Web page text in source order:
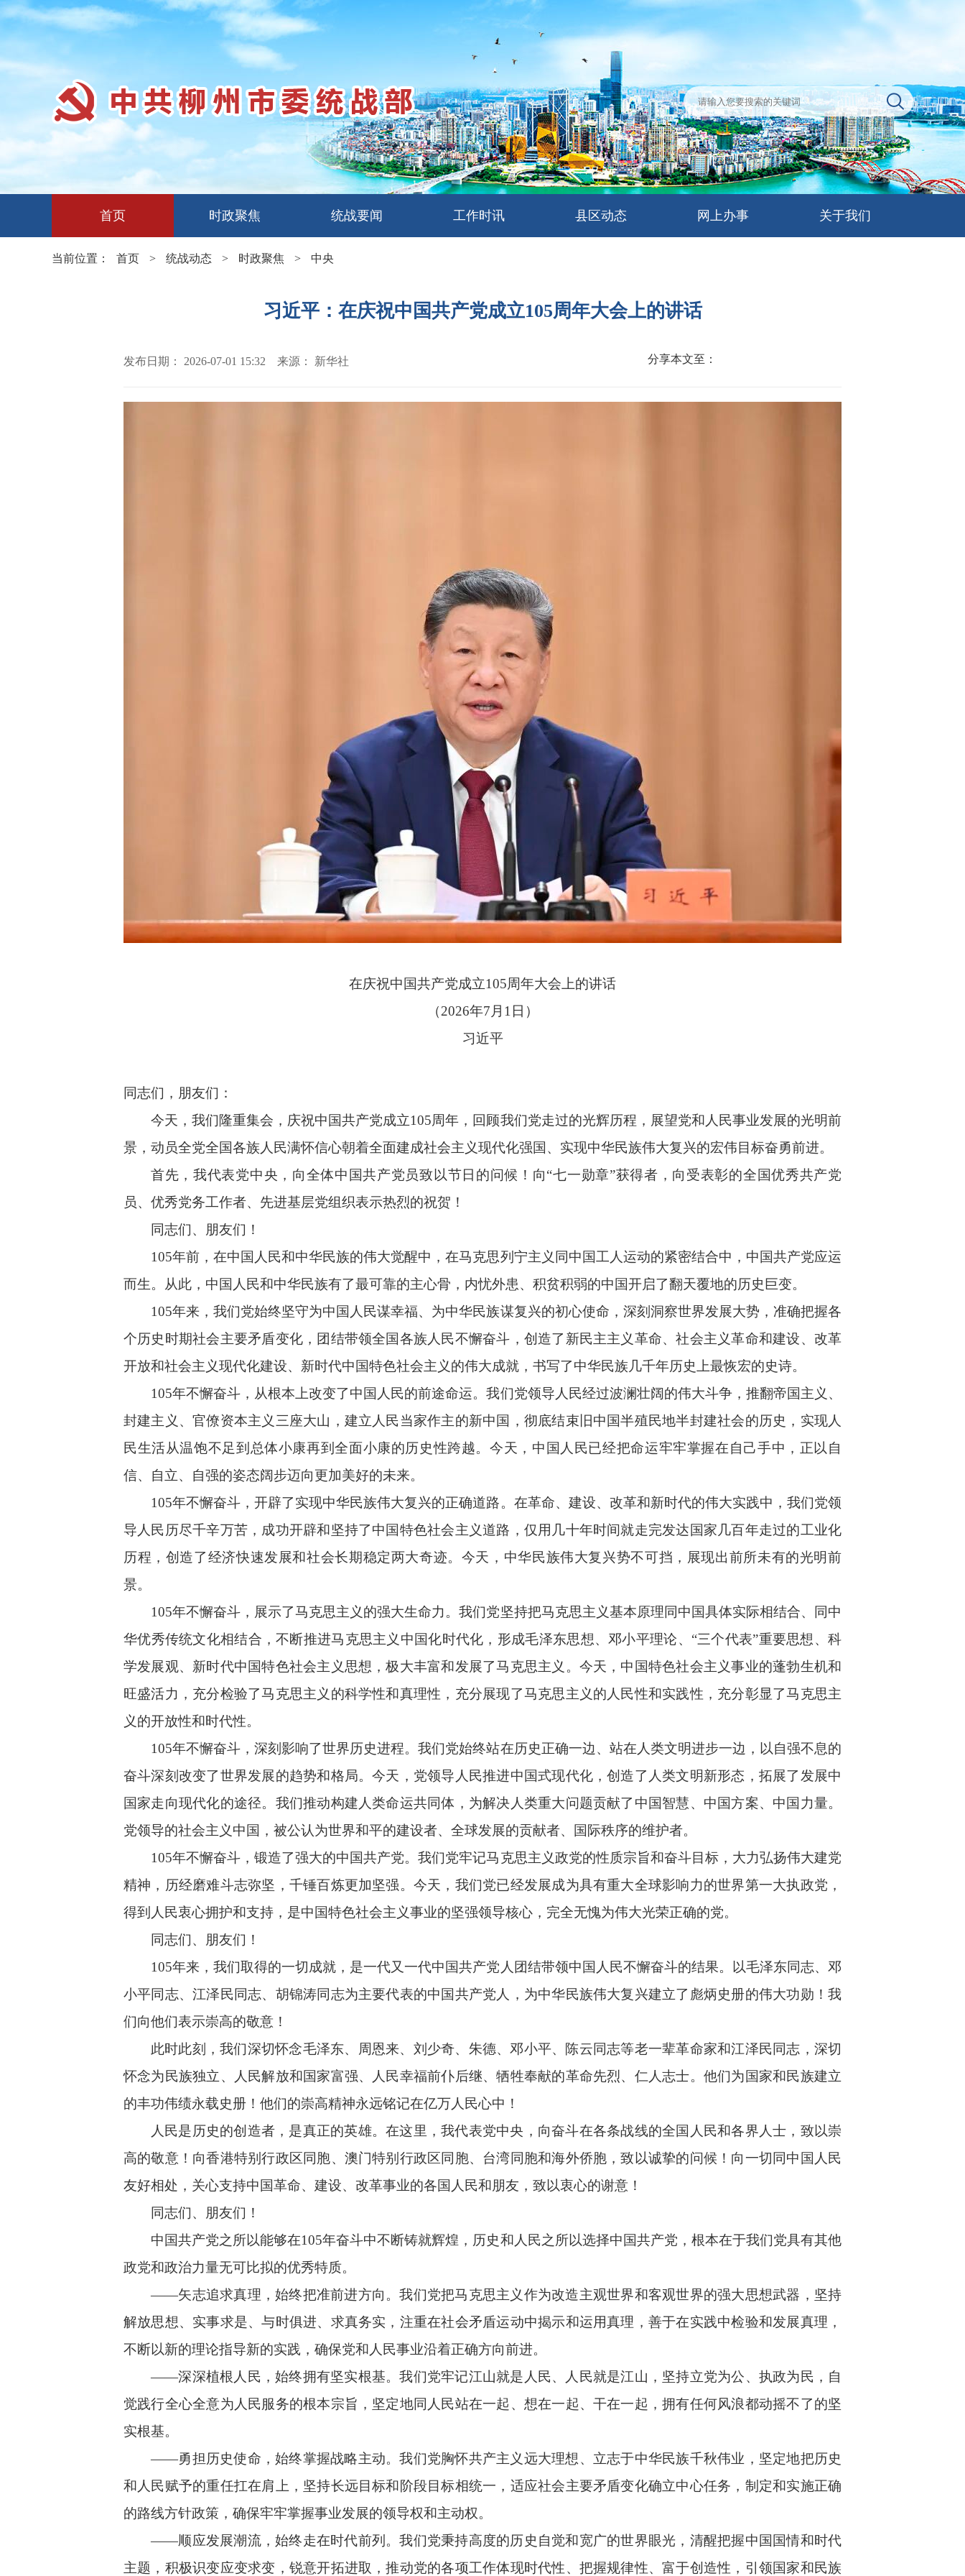
首页 时政聚焦 统战要闻 工作时讯 县区动态 网上办事 关于我们
当前位置： 首页 > 统战动态 > 时政聚焦 > 中央
习近平：在庆祝中国共产党成立105周年大会上的讲话
发布日期： 2026-07-01 15:32 来源： 新华社 分享本文至：
在庆祝中国共产党成立105周年大会上的讲话
（2026年7月1日）
习近平
同志们，朋友们：
今天，我们隆重集会，庆祝中国共产党成立105周年，回顾我们党走过的光辉历程，展望党和人民事业发展的光明前
景，动员全党全国各族人民满怀信心朝着全面建成社会主义现代化强国、实现中华民族伟大复兴的宏伟目标奋勇前进。
首先，我代表党中央，向全体中国共产党员致以节日的问候！向“七一勋章”获得者，向受表彰的全国优秀共产党
员、优秀党务工作者、先进基层党组织表示热烈的祝贺！
同志们、朋友们！
105年前，在中国人民和中华民族的伟大觉醒中，在马克思列宁主义同中国工人运动的紧密结合中，中国共产党应运
而生。从此，中国人民和中华民族有了最可靠的主心骨，内忧外患、积贫积弱的中国开启了翻天覆地的历史巨变。
105年来，我们党始终坚守为中国人民谋幸福、为中华民族谋复兴的初心使命，深刻洞察世界发展大势，准确把握各
个历史时期社会主要矛盾变化，团结带领全国各族人民不懈奋斗，创造了新民主主义革命、社会主义革命和建设、改革
开放和社会主义现代化建设、新时代中国特色社会主义的伟大成就，书写了中华民族几千年历史上最恢宏的史诗。
105年不懈奋斗，从根本上改变了中国人民的前途命运。我们党领导人民经过波澜壮阔的伟大斗争，推翻帝国主义、
封建主义、官僚资本主义三座大山，建立人民当家作主的新中国，彻底结束旧中国半殖民地半封建社会的历史，实现人
民生活从温饱不足到总体小康再到全面小康的历史性跨越。今天，中国人民已经把命运牢牢掌握在自己手中，正以自
信、自立、自强的姿态阔步迈向更加美好的未来。
105年不懈奋斗，开辟了实现中华民族伟大复兴的正确道路。在革命、建设、改革和新时代的伟大实践中，我们党领
导人民历尽千辛万苦，成功开辟和坚持了中国特色社会主义道路，仅用几十年时间就走完发达国家几百年走过的工业化
历程，创造了经济快速发展和社会长期稳定两大奇迹。今天，中华民族伟大复兴势不可挡，展现出前所未有的光明前
景。
105年不懈奋斗，展示了马克思主义的强大生命力。我们党坚持把马克思主义基本原理同中国具体实际相结合、同中
华优秀传统文化相结合，不断推进马克思主义中国化时代化，形成毛泽东思想、邓小平理论、“三个代表”重要思想、科
学发展观、新时代中国特色社会主义思想，极大丰富和发展了马克思主义。今天，中国特色社会主义事业的蓬勃生机和
旺盛活力，充分检验了马克思主义的科学性和真理性，充分展现了马克思主义的人民性和实践性，充分彰显了马克思主
义的开放性和时代性。
105年不懈奋斗，深刻影响了世界历史进程。我们党始终站在历史正确一边、站在人类文明进步一边，以自强不息的
奋斗深刻改变了世界发展的趋势和格局。今天，党领导人民推进中国式现代化，创造了人类文明新形态，拓展了发展中
国家走向现代化的途径。我们推动构建人类命运共同体，为解决人类重大问题贡献了中国智慧、中国方案、中国力量。
党领导的社会主义中国，被公认为世界和平的建设者、全球发展的贡献者、国际秩序的维护者。
105年不懈奋斗，锻造了强大的中国共产党。我们党牢记马克思主义政党的性质宗旨和奋斗目标，大力弘扬伟大建党
精神，历经磨难斗志弥坚，千锤百炼更加坚强。今天，我们党已经发展成为具有重大全球影响力的世界第一大执政党，
得到人民衷心拥护和支持，是中国特色社会主义事业的坚强领导核心，完全无愧为伟大光荣正确的党。
同志们、朋友们！
105年来，我们取得的一切成就，是一代又一代中国共产党人团结带领中国人民不懈奋斗的结果。以毛泽东同志、邓
小平同志、江泽民同志、胡锦涛同志为主要代表的中国共产党人，为中华民族伟大复兴建立了彪炳史册的伟大功勋！我
们向他们表示崇高的敬意！
此时此刻，我们深切怀念毛泽东、周恩来、刘少奇、朱德、邓小平、陈云同志等老一辈革命家和江泽民同志，深切
怀念为民族独立、人民解放和国家富强、人民幸福前仆后继、牺牲奉献的革命先烈、仁人志士。他们为国家和民族建立
的丰功伟绩永载史册！他们的崇高精神永远铭记在亿万人民心中！
人民是历史的创造者，是真正的英雄。在这里，我代表党中央，向奋斗在各条战线的全国人民和各界人士，致以崇
高的敬意！向香港特别行政区同胞、澳门特别行政区同胞、台湾同胞和海外侨胞，致以诚挚的问候！向一切同中国人民
友好相处，关心支持中国革命、建设、改革事业的各国人民和朋友，致以衷心的谢意！
同志们、朋友们！
中国共产党之所以能够在105年奋斗中不断铸就辉煌，历史和人民之所以选择中国共产党，根本在于我们党具有其他
政党和政治力量无可比拟的优秀特质。
——矢志追求真理，始终把准前进方向。我们党把马克思主义作为改造主观世界和客观世界的强大思想武器，坚持
解放思想、实事求是、与时俱进、求真务实，注重在社会矛盾运动中揭示和运用真理，善于在实践中检验和发展真理，
不断以新的理论指导新的实践，确保党和人民事业沿着正确方向前进。
——深深植根人民，始终拥有坚实根基。我们党牢记江山就是人民、人民就是江山，坚持立党为公、执政为民，自
觉践行全心全意为人民服务的根本宗旨，坚定地同人民站在一起、想在一起、干在一起，拥有任何风浪都动摇不了的坚
实根基。
——勇担历史使命，始终掌握战略主动。我们党胸怀共产主义远大理想、立志于中华民族千秋伟业，坚定地把历史
和人民赋予的重任扛在肩上，坚持长远目标和阶段目标相统一，适应社会主要矛盾变化确立中心任务，制定和实施正确
的路线方针政策，确保牢牢掌握事业发展的领导权和主动权。
——顺应发展潮流，始终走在时代前列。我们党秉持高度的历史自觉和宽广的世界眼光，清醒把握中国国情和时代
主题，积极识变应变求变，锐意开拓进取，推动党的各项工作体现时代性、把握规律性、富于创造性，引领国家和民族